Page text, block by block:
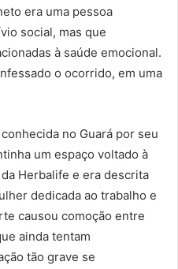
era uma pessoa
social, mas que
à saúde emocional.
o ocorrido, em uma
no Guará por seu
um espaço voltado à
Herbalife e era descrita
dedicada ao trabalho e
causou comoção entre
ainda tentam
tão grave se